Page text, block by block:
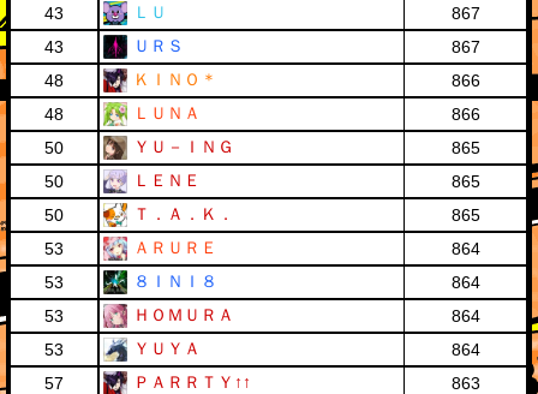
43
ＬＵ
867
43
ＵＲＳ
867
48
ＫＩＮＯ＊
866
48
ＬＵＮＡ
866
50
ＹＵ－ＩＮＧ
865
50
ＬＥＮＥ
865
50
Ｔ．Ａ．Ｋ．
865
53
ＡＲＵＲＥ
864
53
８ＩＮＩ８
864
53
ＨＯＭＵＲＡ
864
53
ＹＵＹＡ
864
57
ＰＡＲＲＴＹ↑↑
863